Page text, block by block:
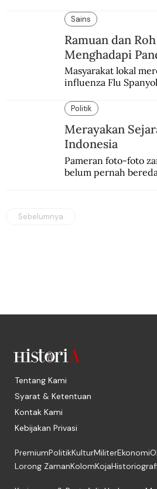
Sains
Ramuan dan
Menghadapi
Masyarakat lokal
influenza Flu
Politik
Merayakan
Indonesia
Pameran foto-foto
belum pernah
Sebelumnya
Tentang Kami
Syarat & Ketentuan
Kontak Kami
Kebijakan Privasi
PremiumPolitikKulturMiliterEkonomi
Lorong ZamanKolomKoja